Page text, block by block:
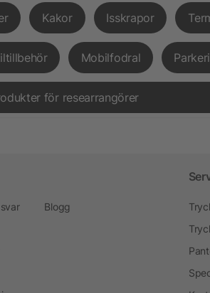
Kakor Isskrapor
Mobilfodral
för researrangörer
Blogg